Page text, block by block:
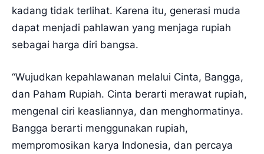
kadang tidak terlihat. Karena itu, generasi muda
dapat menjadi pahlawan yang menjaga rupiah
sebagai harga diri bangsa.
“Wujudkan kepahlawanan melalui Cinta, Bangga,
dan Paham Rupiah. Cinta berarti merawat rupiah,
mengenal ciri keasliannya, dan menghormatinya.
Bangga berarti menggunakan rupiah,
mempromosikan karya Indonesia, dan percaya